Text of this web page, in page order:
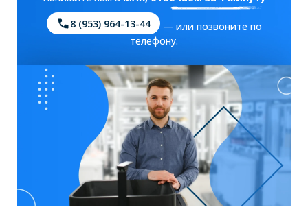
8 (953) 964-13-44
— или позвоните по
телефону.